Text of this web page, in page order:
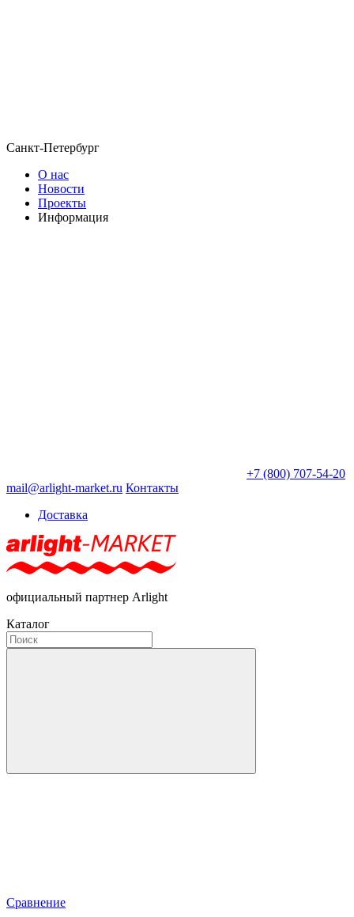
Санкт-Петербург
О нас
Новости
Проекты
Информация
+7 (800) 707-54-20
mail@arlight-market.ru Контакты
Доставка
официальный партнер Arlight
Каталог
Сравнение